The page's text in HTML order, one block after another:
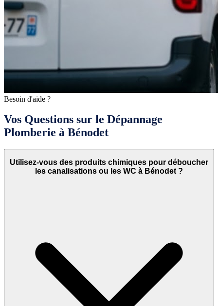
Besoin d'aide ?
Vos Questions sur le Dépannage
Plomberie à Bénodet
Utilisez-vous des produits chimiques pour déboucher
les canalisations ou les WC à Bénodet ?